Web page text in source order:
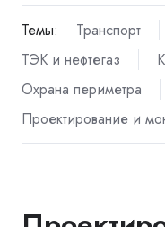
Темы: Транспорт
ТЭК и нефтегаз
Охрана периметра
Проектирование и